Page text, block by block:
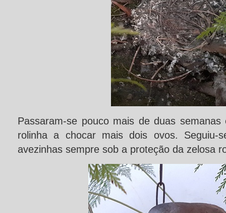
Passaram-se pouco mais de duas
rolinha a chocar mais dois ovos.
avezinhas sempre sob a proteção da zelosa